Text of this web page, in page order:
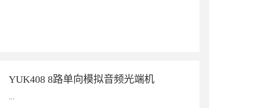
YUK408 8路单向模拟音频光端机
...